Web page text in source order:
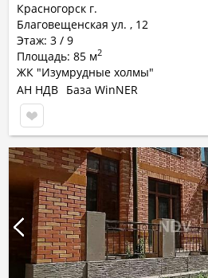
Красногорск г.
Благовещенская ул. , 12
Этаж: 3 / 9
Площадь: 85 м2
ЖК "Изумрудные холмы"
АН НДВ База WinNER